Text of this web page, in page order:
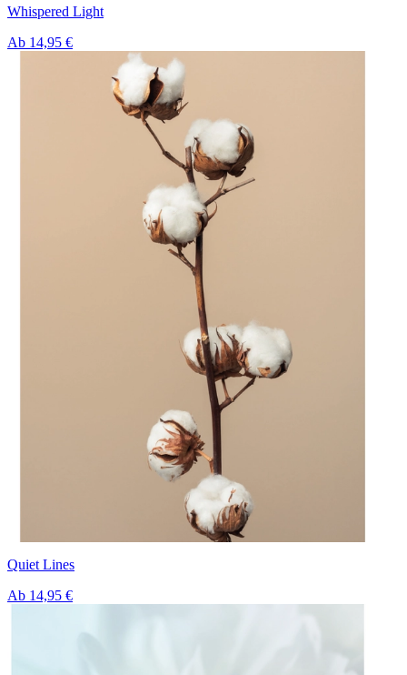
Whispered Light
Ab 14,95 €
Quiet Lines
Ab 14,95 €